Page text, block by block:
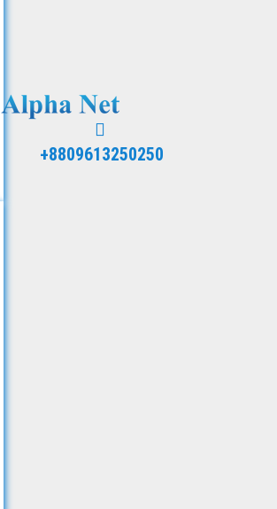
+8809613250250